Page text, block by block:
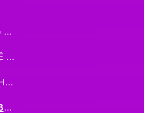
VĂN PHÒNG PHẨM
DỤNG CỤ VỆ SINH
DỤNG CỤ NHÀ BẾP
HỆ THỐNG BHX - TGDĐ ĐẶT HÀNG TẠI ĐÂY